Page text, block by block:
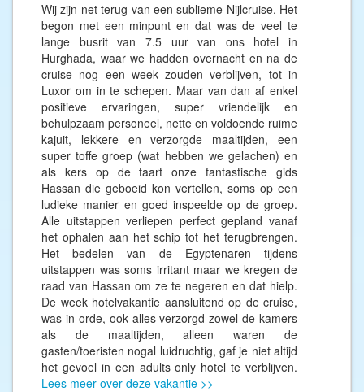
Wij zijn net terug van een sublieme Nijlcruise. Het
begon met een minpunt en dat was de veel te
lange busrit van 7.5 uur van ons hotel in
Hurghada, waar we hadden overnacht en na de
cruise nog een week zouden verblijven, tot in
Luxor om in te schepen. Maar van dan af enkel
positieve ervaringen, super vriendelijk en
behulpzaam personeel, nette en voldoende ruime
kajuit, lekkere en verzorgde maaltijden, een
super toffe groep (wat hebben we gelachen) en
als kers op de taart onze fantastische gids
Hassan die geboeid kon vertellen, soms op een
ludieke manier en goed inspeelde op de groep.
Alle uitstappen verliepen perfect gepland vanaf
het ophalen aan het schip tot het terugbrengen.
Het bedelen van de Egyptenaren tijdens
uitstappen was soms irritant maar we kregen de
raad van Hassan om ze te negeren en dat hielp.
De week hotelvakantie aansluitend op de cruise,
was in orde, ook alles verzorgd zowel de kamers
als de maaltijden, alleen waren de
gasten/toeristen nogal luidruchtig, gaf je niet altijd
het gevoel in een adults only hotel te verblijven.
Lees meer over deze vakantie >>